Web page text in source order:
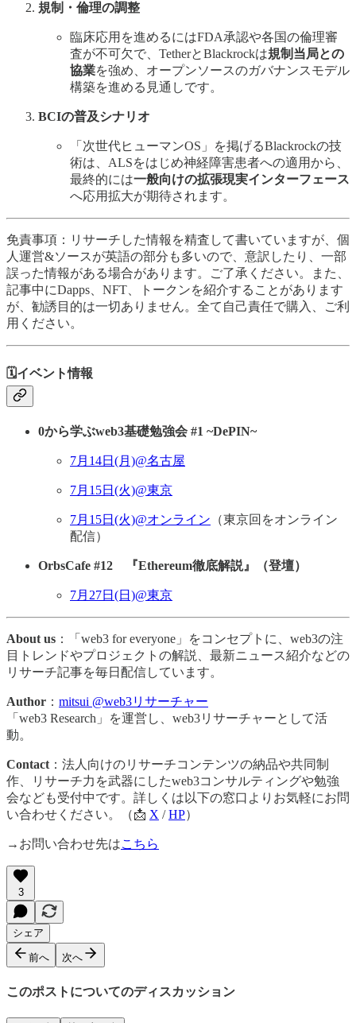
規制・倫理の調整
臨床応用を進めるにはFDA承認や各国の倫理審
査が不可欠で、TetherとBlackrockは規制当局との
協業を強め、オープンソースのガバナンスモデル
構築を進める見通しです。
BCIの普及シナリオ
「次世代ヒューマンOS」を掲げるBlackrockの技
術は、ALSをはじめ神経障害患者への適用から、
最終的には一般向けの拡張現実インターフェース
へ応用拡大が期待されます。
免責事項：リサーチした情報を精査して書いていますが、個
人運営&ソースが英語の部分も多いので、意訳したり、一部
誤った情報がある場合があります。ご了承ください。また、
記事中にDapps、NFT、トークンを紹介することがあります
が、勧誘目的は一切ありません。全て自己責任で購入、ご利
用ください。
🗓️イベント情報
0から学ぶweb3基礎勉強会 #1 ~DePIN~
7月14日(月)@名古屋
7月15日(火)@東京
7月15日(火)@オンライン （東京回をオンライン
配信）
OrbsCafe #12 『Ethereum徹底解説』（登壇）
7月27日(日)@東京
About us ：「web3 for everyone」をコンセプトに、web3の注
目トレンドやプロジェクトの解説、最新ニュース紹介などの
リサーチ記事を毎日配信しています。
Author ： mitsui @web3リサーチャー
「web3 Research」を運営し、web3リサーチャーとして活
動。
Contact ：法人向けのリサーチコンテンツの納品や共同制
作、リサーチ力を武器にしたweb3コンサルティングや勉強
会なども受付中です。詳しくは以下の窓口よりお気軽にお問
い合わせください。（📩 X /HP）
→お問い合わせ先はこちら
3
シェア
前へ 次へ
このポストについてのディスカッション